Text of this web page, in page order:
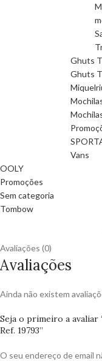
Ghuts
Ghuts
Vans
OOLY
Promoções
Sem categoria
Tombow
Avaliações (0)
Avaliações
Ainda não existem
Seja o primeiro a avaliar
Ref. 19793”
O seu endereço de email